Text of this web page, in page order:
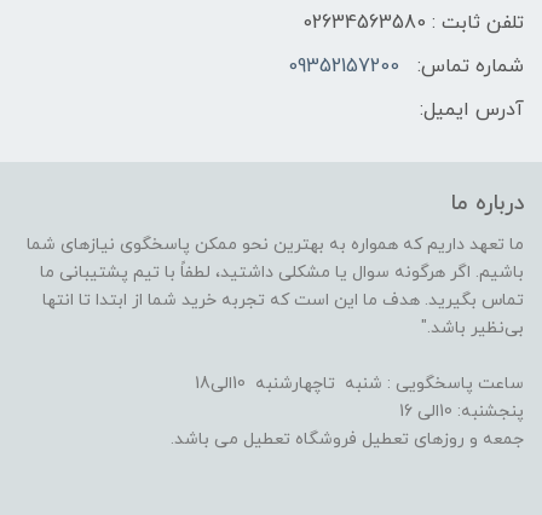
تلفن ثابت : 02634563580
شماره تماس:
09352157200
آدرس ایمیل:
درباره ما
ما تعهد داریم که همواره به بهترین نحو ممکن پاسخگوی نیازهای شما
باشیم. اگر هرگونه سوال یا مشکلی داشتید، لطفاً با تیم پشتیبانی ما
تماس بگیرید. هدف ما این است که تجربه خرید شما از ابتدا تا انتها
بی‌نظیر باشد."
ساعت پاسخگویی : شنبه تاچهارشنبه 10الی18
پنجشنبه: 10الی 16
جمعه و روزهای تعطیل فروشگاه تعطیل می باشد.